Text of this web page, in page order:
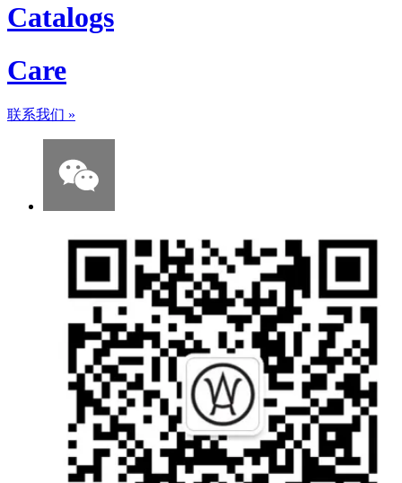
Catalogs
Care
联系我们 »